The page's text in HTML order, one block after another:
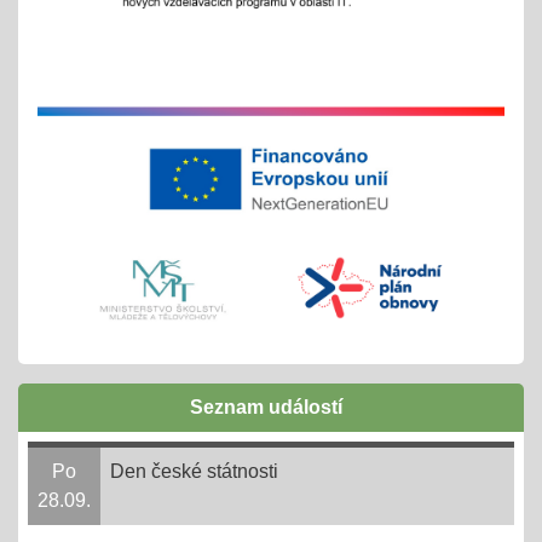
tradiční červnové akce
inovativní vzdělávání
Buďme EKO, buďme FAJN
inov. vzdělávání Šablony II OPJAK
celoškolní projekt
Zápisy do ZŠ pro školní rok 2025/2026
1. - 30. 4. + následně do 31. 8. 2025
online 1. - 11. 4. 2025
Seznam událostí
Po
28.09.
Den české státnosti